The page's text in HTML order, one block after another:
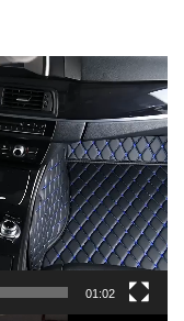
01:02